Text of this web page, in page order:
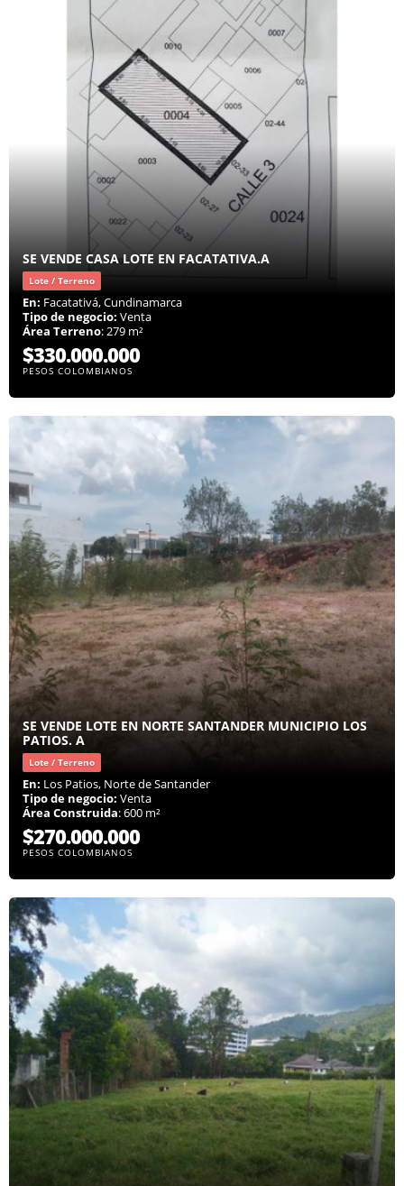
SE VENDE CASA LOTE EN FACATATIVA.A
Lote / Terreno
En: Facatativá, Cundinamarca
Tipo de negocio: Venta
Área Terreno: 279 m²
$330.000.000
PESOS COLOMBIANOS
SE VENDE LOTE EN NORTE SANTANDER MUNICIPIO LOS
PATIOS. A
Lote / Terreno
En: Los Patios, Norte de Santander
Tipo de negocio: Venta
Área Construida: 600 m²
$270.000.000
PESOS COLOMBIANOS